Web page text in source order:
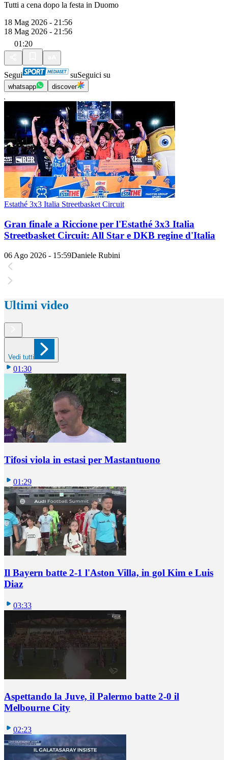
Tutti a cena dopo la festa in Duomo
18 Mag 2026 - 21:56
18 Mag 2026 - 21:56
01:20
Segui suSeguici su
whatsapp discover
Estathé 3x3 Italia Streetbasket Circuit
Gran finale a Riccione per l'Estathé 3x3 Italia
Streetbasket Circuit: All Star e DKB regine d'Italia
06 Ago 2026 - 15:59Daniele Rubini
Ultimi video
Vedi tutti
01:30
Tifosi viola in estasi per Mastantuono
01:29
Il Bayern batte 2-1 l'Aston Villa, in gol Kim e Luis
Diaz
03:33
Aspettando la Juve, il Palermo batte 2-0 il
Melbourne City
02:23